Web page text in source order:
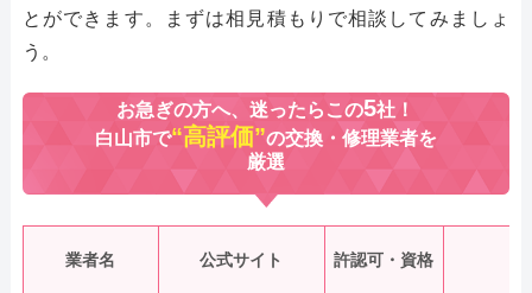
とができます。まずは相見積もりで相談してみましょ
う。
お急ぎの方へ、迷ったらこの5社！
白山市で“高評価”の交換・修理業者を
厳選
業者名 公式サイト 許認可・資格